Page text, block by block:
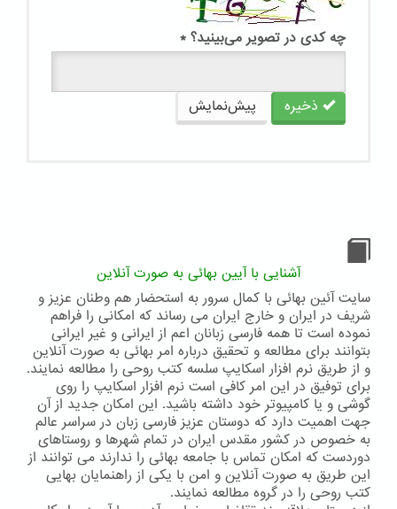
چه کدی در تصویر می‌بینید؟ *
ذخیره پیش‌نمایش
آشنایی با آیین بهائی به صورت آنلاین
سایت آئین بهائی با کمال سرور به استحضار هم وطنان عزیز و
شریف در ایران و خارج ایران می رساند که امکانی را فراهم
نموده است تا همه فارسی زبانان اعم از ایرانی و غیر ایرانی
بتوانند برای مطالعه و تحقیق درباره امر بهائی به صورت آنلاین
و از طریق نرم افزار اسکایپ سلسه کتب روحی را مطالعه نمایند.
برای توفیق در این امر کافی است نرم افزار اسکایپ را روی
گوشی و یا کامپیوتر خود داشته باشید. این امکان جدید از آن
جهت اهمیت دارد که دوستان عزیز فارسی زبان در سراسر عالم
به خصوص در کشور مقدس ایران در تمام شهرها و روستاهای
دوردست که امکان تماس با جامعه بهائی را ندارند می توانند از
این طریق به صورت آنلاین و امن با یکی از راهنمایان بهایی
کتب روحی را در گروه مطالعه نمایند.